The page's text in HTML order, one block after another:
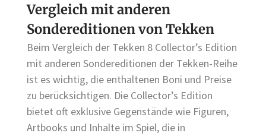
Vergleich mit anderen
Sondereditionen von Tekken
Beim Vergleich der Tekken 8 Collector’s Edition
mit anderen Sondereditionen der Tekken-Reihe
ist es wichtig, die enthaltenen Boni und Preise
zu berücksichtigen. Die Collector’s Edition
bietet oft exklusive Gegenstände wie Figuren,
Artbooks und Inhalte im Spiel, die in